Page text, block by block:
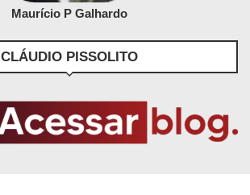
Maurício P Galhardo
CLÁUDIO PISSOLITO